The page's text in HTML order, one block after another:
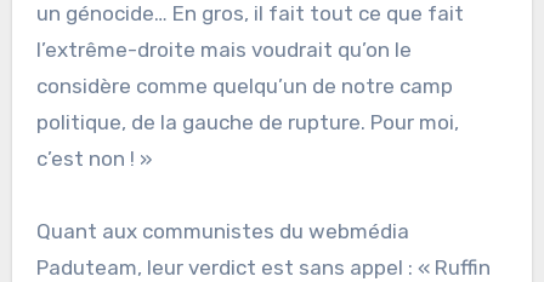
un génocide… En gros, il fait tout ce que fait
l’extrême-droite mais voudrait qu’on le
considère comme quelqu’un de notre camp
politique, de la gauche de rupture. Pour moi,
c’est non ! »
Quant aux communistes du webmédia
Paduteam, leur verdict est sans appel : « Ruffin